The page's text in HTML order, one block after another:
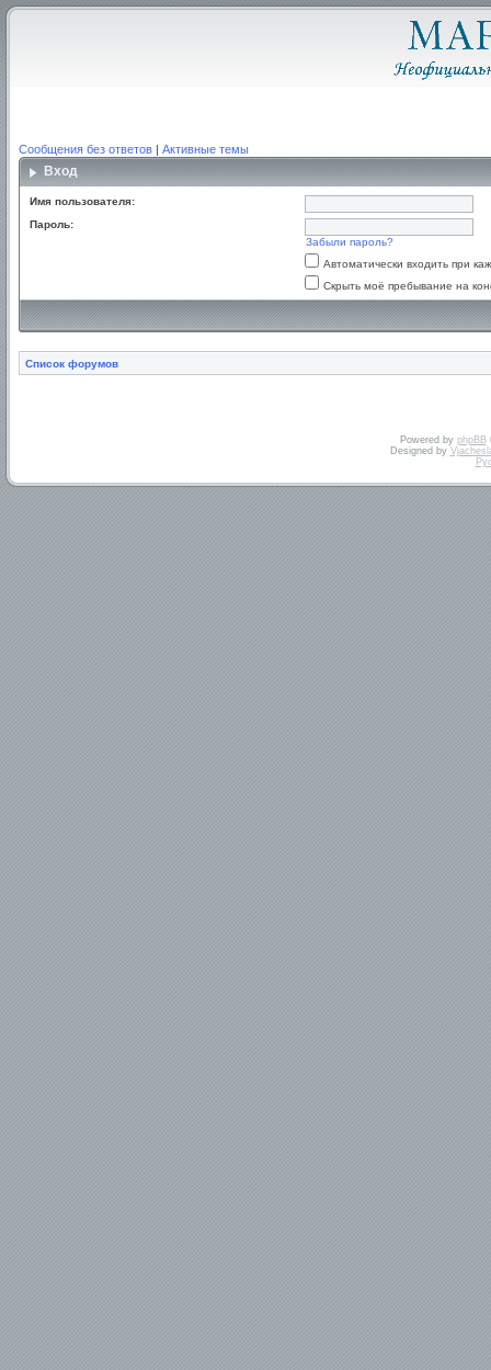
Сообщения без ответов | Активные темы
Вход
Имя пользователя:
Пароль:
Забыли пароль?
Автоматически входить при
Скрыть моё пребывание на
Список форумов
Powered by phpBB
Designed by